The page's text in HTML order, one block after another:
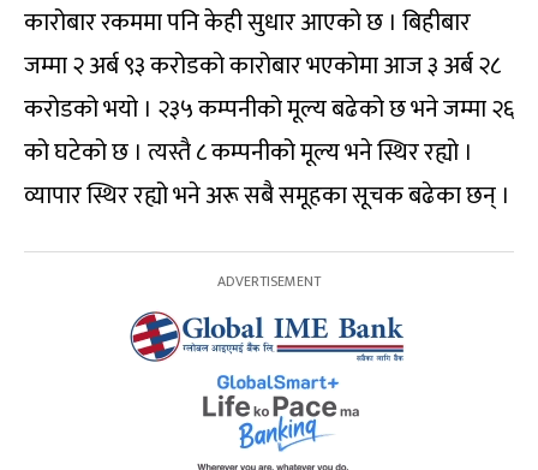
कारोबार रकममा पनि केही सुधार आएको छ । बिहीबार
जम्मा २ अर्ब ९३ करोडको कारोबार भएकोमा आज ३ अर्ब २८
करोडको भयो । २३५ कम्पनीको मूल्य बढेको छ भने जम्मा २६
को घटेको छ । त्यस्तै ८ कम्पनीको मूल्य भने स्थिर रह्यो ।
व्यापार स्थिर रह्यो भने अरू सबै समूहका सूचक बढेका छन् ।